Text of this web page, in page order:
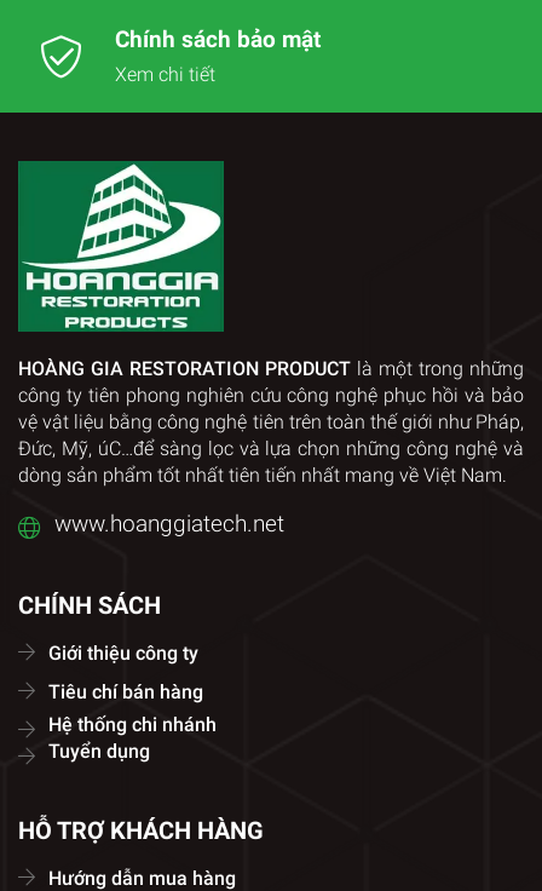
Chính sách bảo mật
Xem chi tiết
HOÀNG GIA RESTORATION PRODUCT là một trong những
công ty tiên phong nghiên cứu công nghệ phục hồi và bảo
vệ vật liệu bằng công nghệ tiên trên toàn thế giới như Pháp,
Đức, Mỹ, úC…để sàng lọc và lựa chọn những công nghệ và
dòng sản phẩm tốt nhất tiên tiến nhất mang về Việt Nam.
www.hoanggiatech.net
CHÍNH SÁCH
Giới thiệu công ty
Tiêu chí bán hàng
Hệ thống chi nhánh
Tuyển dụng
HỖ TRỢ KHÁCH HÀNG
Hướng dẫn mua hàng